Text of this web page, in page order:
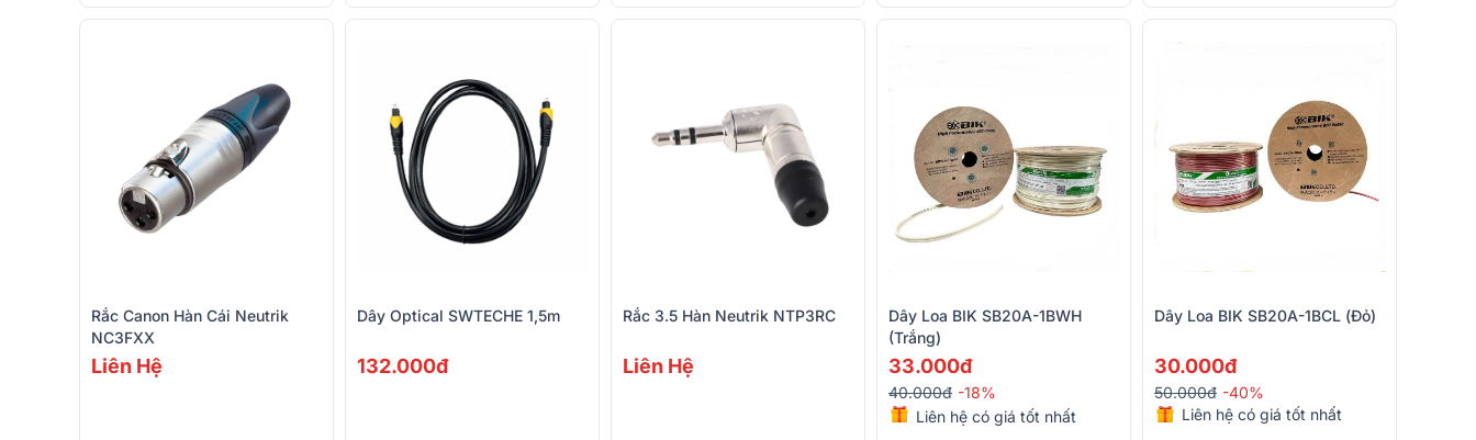
Rắc Canon Hàn Cái Neutrik
NC3FXX
Liên Hệ
Dây Optical SWTECHE 1,5m
132.000đ
Rắc 3.5 Hàn Neutrik NTP3RC
Liên Hệ
Dây Loa BIK SB20A-1BWH
(Trắng)
33.000đ
40.000đ -18%
Liên hệ có giá tốt nhất
Dây Loa BIK SB20A-1BCL (Đỏ)
30.000đ
50.000đ -40%
Liên hệ có giá tốt nhất